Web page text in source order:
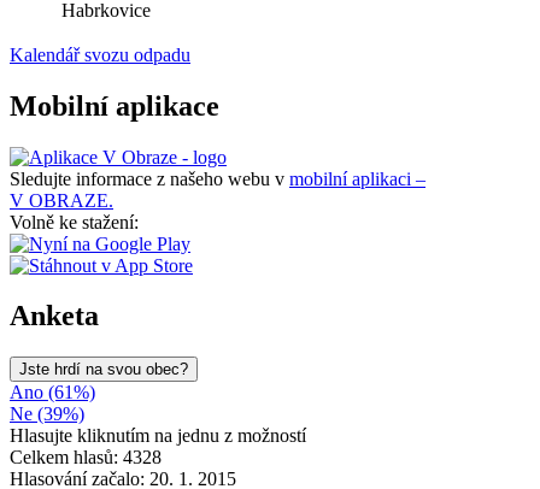
Habrkovice
Kalendář svozu odpadu
Mobilní aplikace
Sledujte informace z našeho webu v mobilní aplikaci –
V OBRAZE.
Volně ke stažení:
Anketa
Jste hrdí na svou obec?
Ano (61%)
Ne (39%)
Hlasujte kliknutím na jednu z možností
Celkem hlasů: 4328
Hlasování začalo: 20. 1. 2015